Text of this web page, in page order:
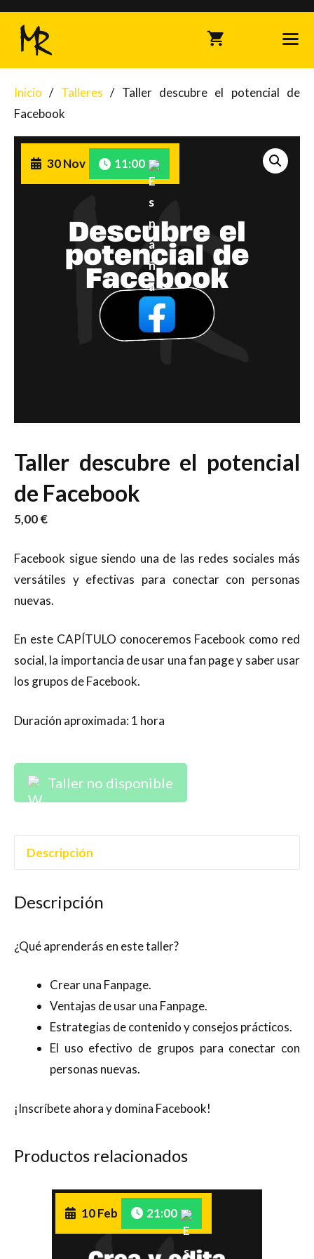
Saltar
contenido
Inicio / Talleres / Taller descubre el potencial de
Facebook
30 Nov 11:00
Taller descubre el potencial
de Facebook
5,00€
Facebook sigue siendo una de las redes sociales más
versátiles y efectivas para conectar con personas
nuevas.
En este CAPÍTULO conoceremos Facebook como red
social, la importancia de usar una fan page y saber usar
los grupos de Facebook.
Duración aproximada: 1 hora
Taller no disponible
Descripción
Descripción
¿Qué aprenderás en este taller?
Crear una Fanpage.
Ventajas de usar una Fanpage.
Estrategias de contenido y consejos prácticos.
El uso efectivo de grupos para conectar con
personas nuevas.
¡Inscríbete ahora y domina Facebook!
Productos relacionados
10 Feb 21:00